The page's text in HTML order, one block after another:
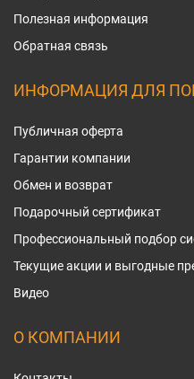
Полезная информация
Обратная связь
ИНФОРМАЦИЯ ДЛЯ
Публичная оферта
Гарантии компании
Обмен и возврат
Подарочный сертификат
Профессиональный подбор
Текущие акции и выгодные
Видео
О КОМПАНИИ